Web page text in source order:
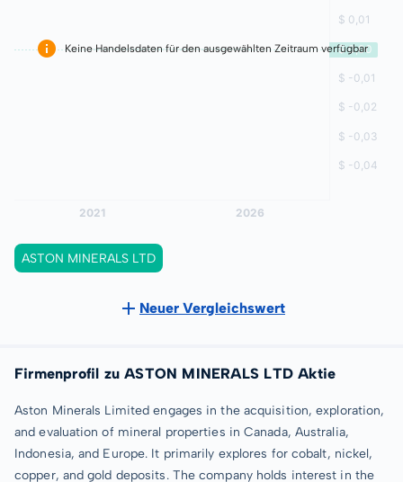
Keine Handelsdaten für den ausgewählten Zeitraum verfügbar
ASTON MINERALS LTD
Neuer Vergleichswert
Firmenprofil zu ASTON MINERALS LTD Aktie
Aston Minerals Limited engages in the acquisition, exploration,
and evaluation of mineral properties in Canada, Australia,
Indonesia, and Europe. It primarily explores for cobalt, nickel,
copper, and gold deposits. The company holds interest in the